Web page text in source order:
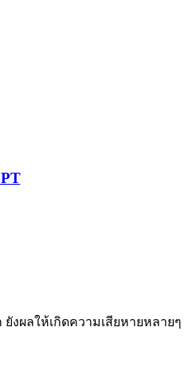
งผลให้เกิดความเสียหายหลายๆ